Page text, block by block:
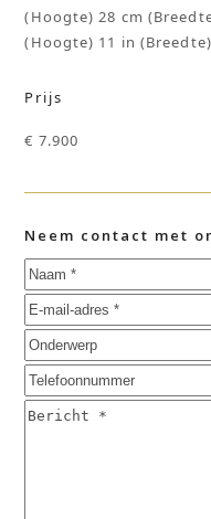
(Hoogte) 28 cm
(Hoogte) 11 in
Prijs
€ 7.900
Neem contact met